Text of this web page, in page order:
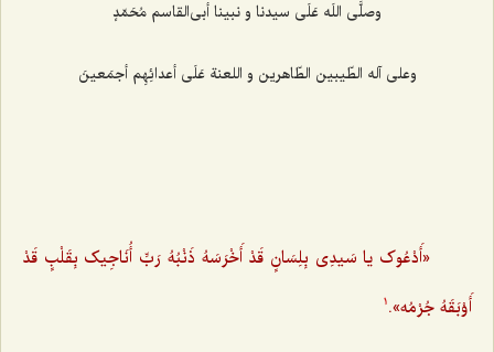
وصلَّى اللَه عَلَى سیدنا و نبینا أبى‌القاسم مُحَمّدٍ
وعلى آله الطّیبین الطّاهرین و اللعنة عَلَى أعدائِهِم أجمَعینَ‌
«أَدْعُوک یا سَیدِی بِلِسَانٍ قَدْ أَخْرَسَهُ ذَنْبُهُ رَبِّ أُنَاجِیک بِقَلْبٍ قَدْ
أَوْبَقَهُ جُرْمُه». 1